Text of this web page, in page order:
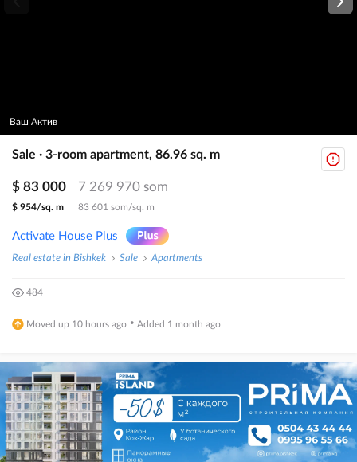
Ваш Актив
Sale · 3-room apartment, 86.96 sq. m
$ 83 000 7 269 970 som
$ 954/sq. m 83 601 som/sq. m
Activate House Plus
Real estate in Bishkek Sale Apartments
484
Moved up 10 hours ago · Added 1 month ago